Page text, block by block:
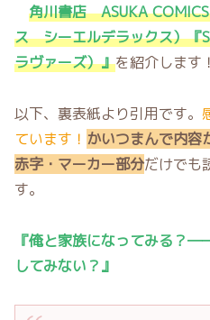
角川書店 ASUKA
ス シーエルデラックス）『
ラヴァーズ）』を紹介します！
以下、裏表紙より引用です。
ています！ かいつまんで内容
赤字・マーカー部分だけでも
す。
『俺と家族になってみる？
してみない？』